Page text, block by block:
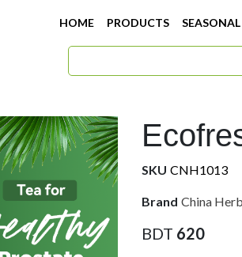
HOME PRODUCTS
SKU CNH1013
Brand China
BDT 620